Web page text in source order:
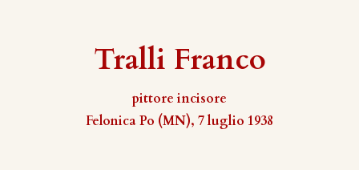
Tralli Franco
pittore incisore
Felonica Po (MN), 7 luglio 1938